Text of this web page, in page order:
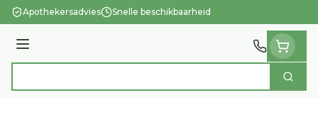
Ga naar de inhoud
Apothekersadvies Snelle beschikbaarheid
Menu
Zoek